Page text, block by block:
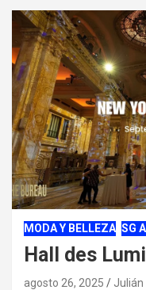
content
MODA Y BELLEZA SG
Hall des
agosto 26, 2025 Julián